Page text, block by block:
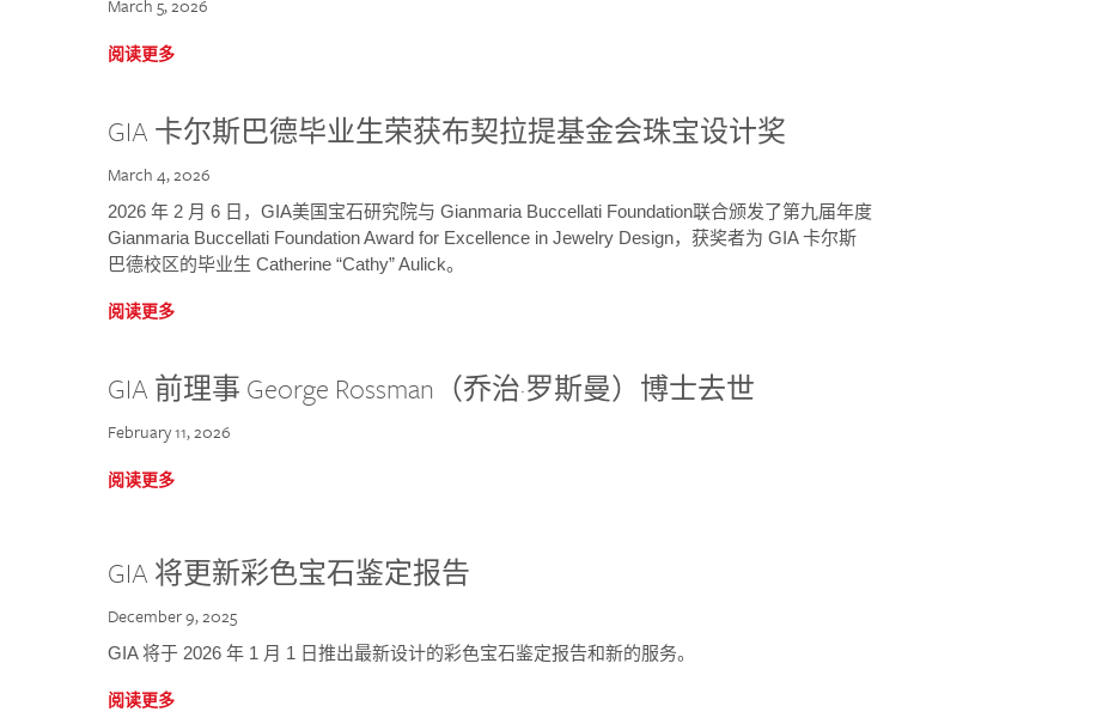
March 5, 2026
阅读更多
GIA 卡尔斯巴德毕业生荣获布契拉提基金会珠宝设计奖
March 4, 2026
2026 年 2 月 6 日，GIA美国宝石研究院与 Gianmaria Buccellati Foundation联合颁发了第九届年度
Gianmaria Buccellati Foundation Award for Excellence in Jewelry Design，获奖者为 GIA 卡尔斯
巴德校区的毕业生 Catherine “Cathy” Aulick。
阅读更多
GIA 前理事 George Rossman（乔治·罗斯曼）博士去世
February 11, 2026
阅读更多
GIA 将更新彩色宝石鉴定报告
December 9, 2025
GIA 将于 2026 年 1 月 1 日推出最新设计的彩色宝石鉴定报告和新的服务。
阅读更多